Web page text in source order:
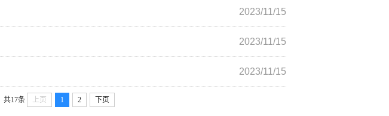
2023/11/15
2023/11/15
2023/11/15
共17条 上页 1 2 下页